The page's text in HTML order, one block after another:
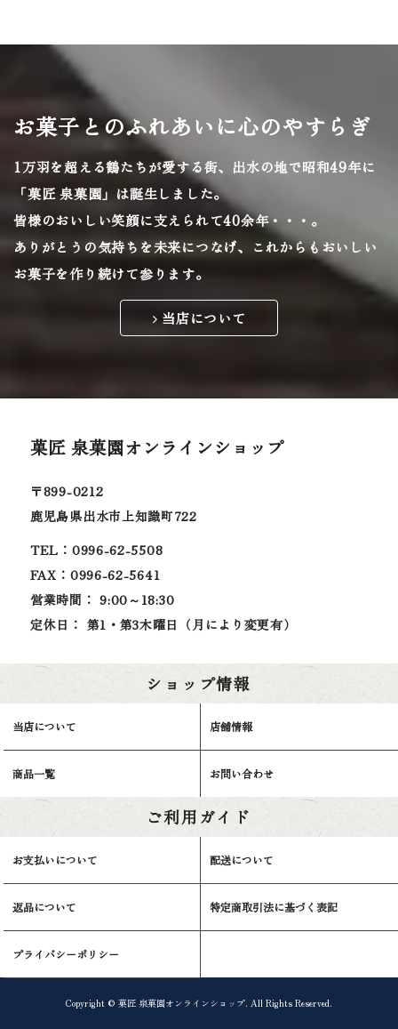
お菓子とのふれあいに心のやすらぎ
1万羽を超える鶴たちが愛する街、 出水の地で昭和49年に
「菓匠 泉菓園」は誕生しました。
皆様のおいしい笑顔に支えられて40余年・・・。
ありがとうの気持ちを未来につなげ、
これからもおいしい
お菓子を作り続けて参ります。
当店について
菓匠 泉菓園オンラインショップ
〒899-0212
鹿児島県出水市上知識町722
TEL：0996-62-5508
FAX：0996-62-5641
営業時間： 9:00～18:30
定休日： 第1・第3木曜日（月により変更有）
ショップ情報
当店について 店舗情報
商品一覧 お問い合わせ
ご利用ガイド
お支払いについて 配送について
返品について 特定商取引法に基づく表記
プライバシーポリシー
Copyright © 菓匠 泉菓園オンラインショップ. All Rights Reserved.